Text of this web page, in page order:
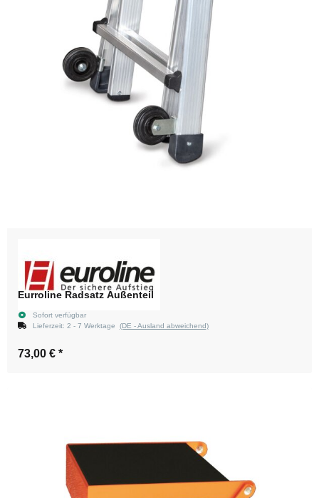
Eurroline Radsatz Außenteil
Sofort verfügbar
Lieferzeit: 2 - 7 Werktage (DE - Ausland abweichend)
73,00 € *